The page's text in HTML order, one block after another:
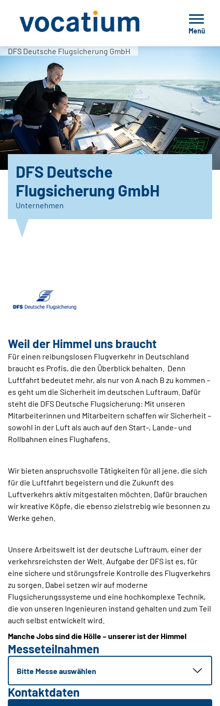
Menü
DFS Deutsche Flugsicherung GmbH
DFS Deutsche
Flugsicherung GmbH
Unternehmen
Weil der Himmel uns braucht
Für einen reibungslosen Flugverkehr in Deutschland
braucht es Profis, die den Überblick behalten. Denn
Luftfahrt bedeutet mehr, als nur von A nach B zu kommen –
es geht um die Sicherheit im deutschen Luftraum. Dafür
steht die DFS Deutsche Flugsicherung: Mit unseren
Mitarbeiterinnen und Mitarbeitern schaffen wir Sicherheit –
sowohl in der Luft als auch auf den Start-, Lande- und
Rollbahnen eines Flughafens.
Wir bieten anspruchsvolle Tätigkeiten für all jene, die sich
für die Luftfahrt begeistern und die Zukunft des
Luftverkehrs aktiv mitgestalten möchten. Dafür brauchen
wir kreative Köpfe, die ebenso zielstrebig wie besonnen zu
Werke gehen.
Unsere Arbeitswelt ist der deutsche Luftraum, einer der
verkehrsreichsten der Welt. Aufgabe der DFS ist es, für
eine sichere und störungsfreie Kontrolle des Flugverkehrs
zu sorgen. Dabei setzen wir auf moderne
Flugsicherungssysteme und eine hochkomplexe Technik,
die von unseren Ingenieuren instand gehalten und zum Teil
auch selbst entwickelt wird.
Manche Jobs sind die Hölle – unserer ist der Himmel
Messeteilnahmen
Bitte Messe auswählen
Kontaktdaten